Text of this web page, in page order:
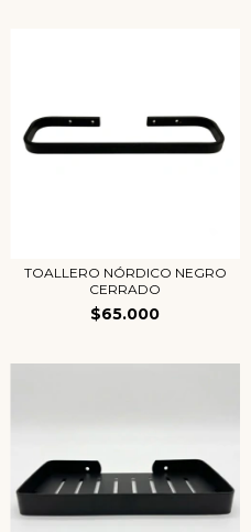
TOALLERO NÓRDICO NEGRO
CERRADO
$65.000